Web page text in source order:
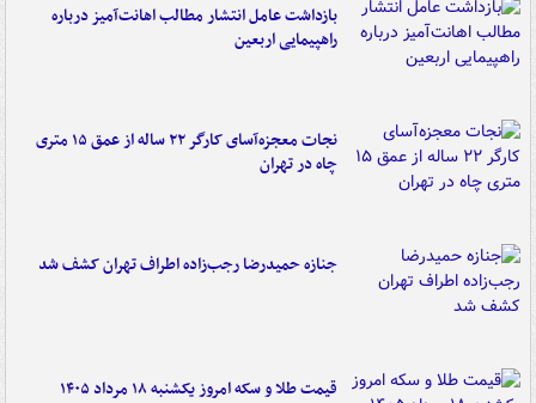
بازداشت عامل انتشار مطالب اهانت‌آمیز درباره
راهپیمایی اربعین
نجات معجزه‌آسای کارگر ۲۲ ساله از عمق ۱۵ متری
چاه در تهران
جنازه حمیدرضا رجب‌زاده اطراف تهران کشف شد
قیمت طلا و سکه امروز یکشنبه ۱۸ مرداد ۱۴۰۵